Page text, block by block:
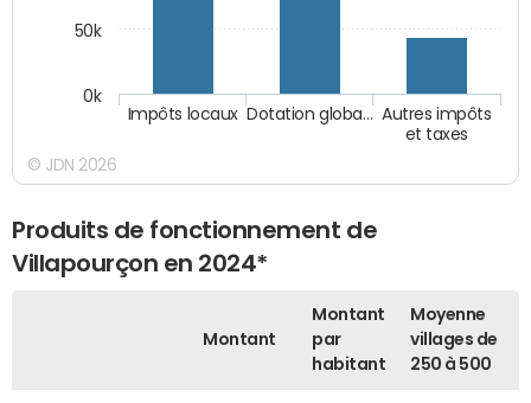
Autres impôts
et taxes
Dotation globa…
Impôts locaux
0k
50k
© JDN 2026
Produits de fonctionnement de
Villapourçon en 2024*
Montant
Montant
par
habitant
Moyenne
villages de
250 à 500